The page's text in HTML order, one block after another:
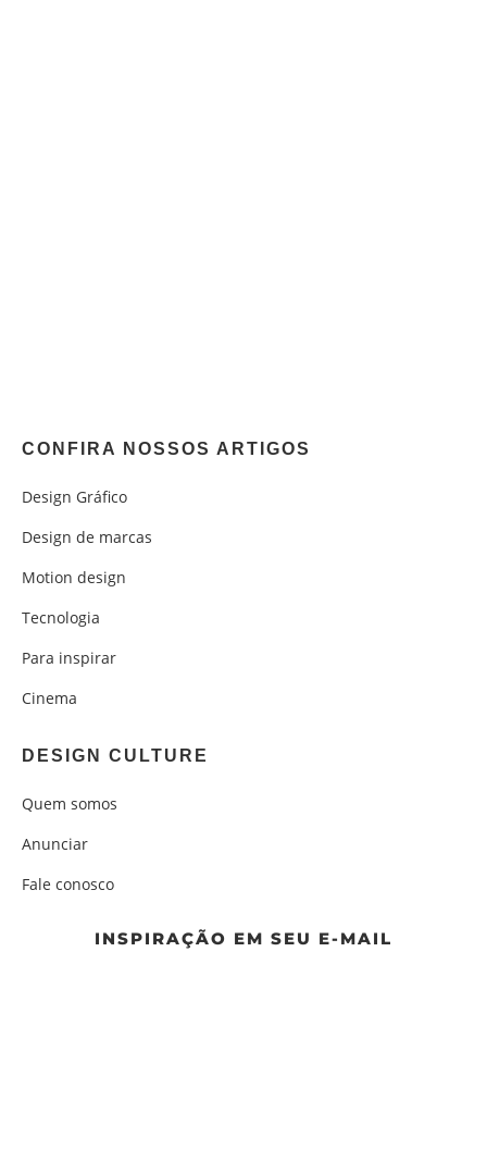
CONFIRA NOSSOS ARTIGOS
Design Gráfico
Design de marcas
Motion design
Tecnologia
Para inspirar
Cinema
DESIGN CULTURE
Quem somos
Anunciar
Fale conosco
INSPIRAÇÃO EM SEU E-MAIL